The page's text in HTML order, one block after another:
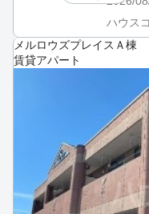
ハウス
メルロウズプレイスＡ棟
賃貸アパート